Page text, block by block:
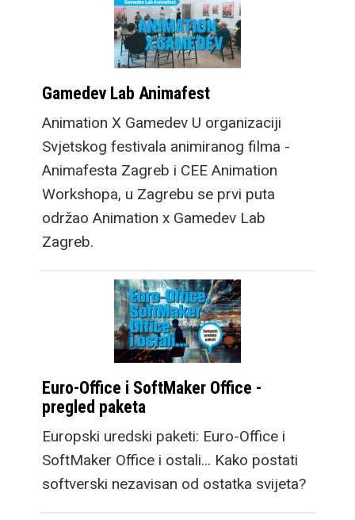
Gamedev Lab Animafest
Animation X Gamedev U organizaciji
Svjetskog festivala animiranog filma -
Animafesta Zagreb i CEE Animation
Workshopa, u Zagrebu se prvi puta
održao Animation x Gamedev Lab
Zagreb.
Euro-Office i SoftMaker Office -
pregled paketa
Europski uredski paketi: Euro-Office i
SoftMaker Office i ostali... Kako postati
softverski nezavisan od ostatka svijeta?